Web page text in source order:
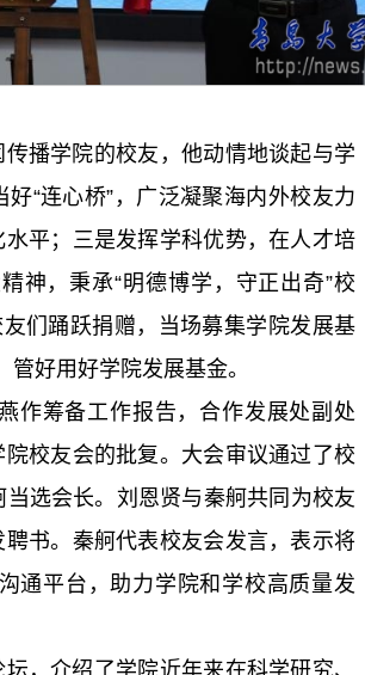
播学院的校友，他动情地谈起与学
“连心桥”，广泛凝聚海内外校友力
平；三是发挥学科优势，在人才培
神，秉承“明德博学，守正出奇”校
们踊跃捐赠，当场募集学院发展基
好用好学院发展基金。
作筹备工作报告，合作发展处副处
校友会的批复。大会审议通过了校
选会长。刘恩贤与秦舸共同为校友
书。秦舸代表校友会发言，表示将
通平台，助力学院和学校高质量发
，介绍了学院近年来在科学研究、